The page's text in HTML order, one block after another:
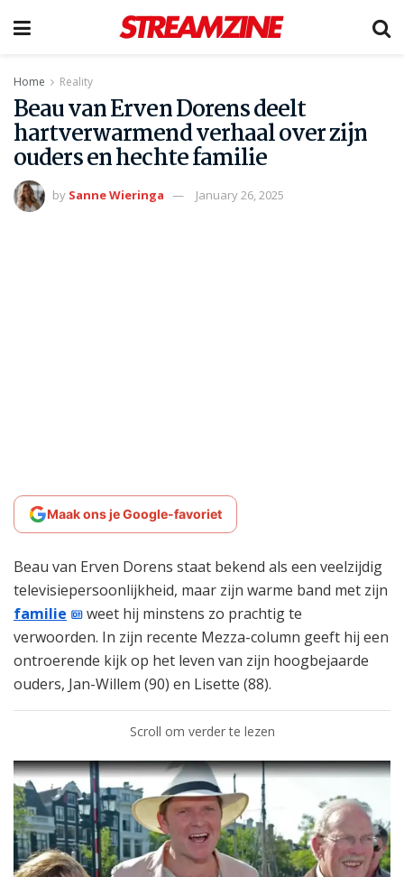
Home Reality
Beau van Erven Dorens deelt
hartverwarmend verhaal over zijn
ouders en hechte familie
by Sanne Wieringa January 26, 2025
Maak ons je Google-favoriet
Beau van Erven Dorens staat bekend als een veelzijdig
televisiepersoonlijkheid, maar zijn warme band met zijn
familie
weet hij minstens zo prachtig te
verwoorden. In zijn recente Mezza-column geeft hij een
ontroerende kijk op het leven van zijn hoogbejaarde
ouders, Jan-Willem (90) en Lisette (88).
Scroll om verder te lezen